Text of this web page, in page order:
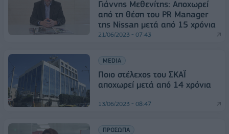
Γιάννης Μεθενίτης: Αποχωρεί
από τη θέση του PR Manager
της Nissan μετά από 15 χρόνια
21/06/2023 - 07:43
MEDIA
Ποιο στέλεχος του ΣΚΑΪ
αποχωρεί μετά από 14 χρόνια
13/06/2023 - 08:47
ΠΡΟΣΩΠΑ